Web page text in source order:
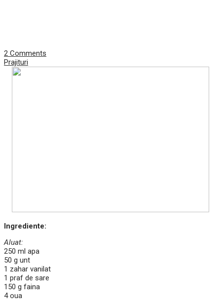
2 Comments
Prajituri
Ingrediente:
Aluat:
250 ml apa
50 g unt
1 zahar vanilat
1 praf de sare
150 g faina
4 oua